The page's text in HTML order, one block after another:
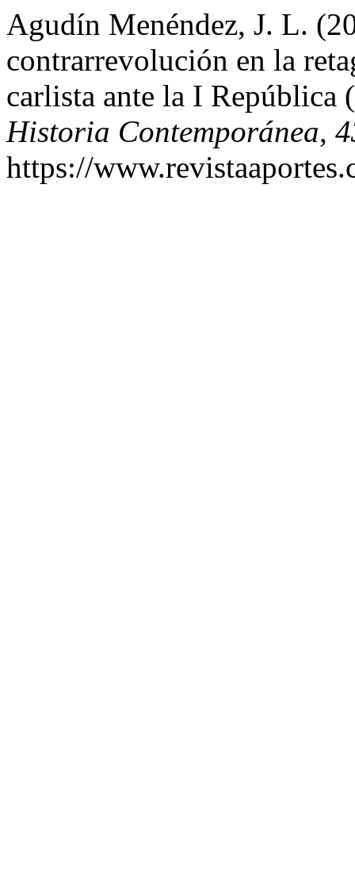
Agudín Menéndez, J. L.
contrarrevolución en la
carlista ante la I
Historia Contemporánea,
https://